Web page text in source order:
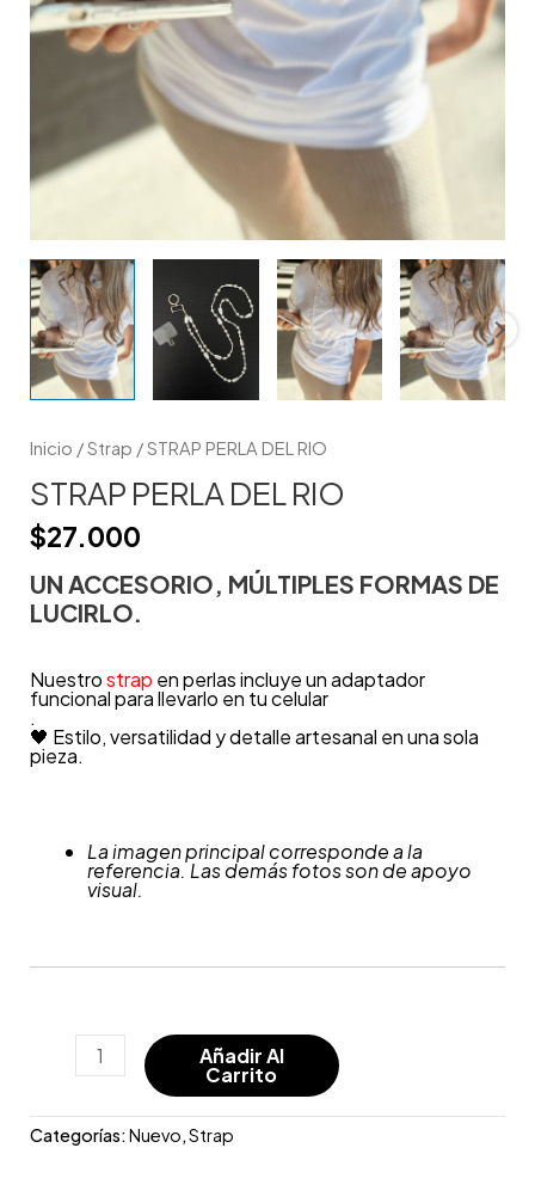
Inicio /Strap / STRAP PERLA DEL RIO
STRAP PERLA DEL RIO
$27.000
UN ACCESORIO, MÚLTIPLES FORMAS DE
LUCIRLO.
Nuestrostrap en perlas incluye un adaptador
funcional para llevarlo en tu celular
.
🖤 Estilo, versatilidad y detalle artesanal en una sola
pieza.
La imagen principal corresponde a la
referencia. Las demás fotos son de apoyo
visual.
Añadir Al
Carrito
Categorías:Nuevo,Strap